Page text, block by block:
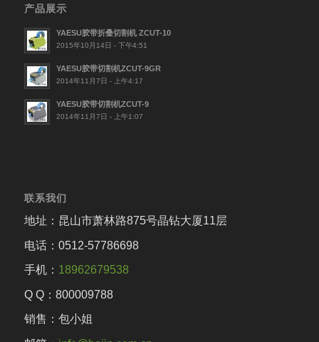
产品展示
YAESU胶带折叠切割机 ZCUT-10
2015年10月14日 - 下午4:51
YAESU胶带切割机ZCUT-9GR
2014年11月7日 - 上午4:17
YAESU胶带切割机ZCUT-9
2014年11月7日 - 上午1:07
联系我们
地址：昆山市萧林路875号晶钻大厦11层
电话：0512-57786698
手机： 18962679538
Q Q：800009788
销售：包小姐